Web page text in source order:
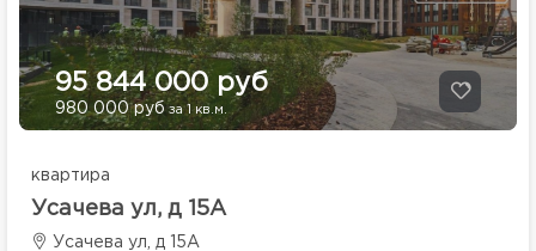
95 844 000 руб
980 000 руб за 1 кв.м.
квартира
Усачева ул, д 15А
Усачева ул, д 15А